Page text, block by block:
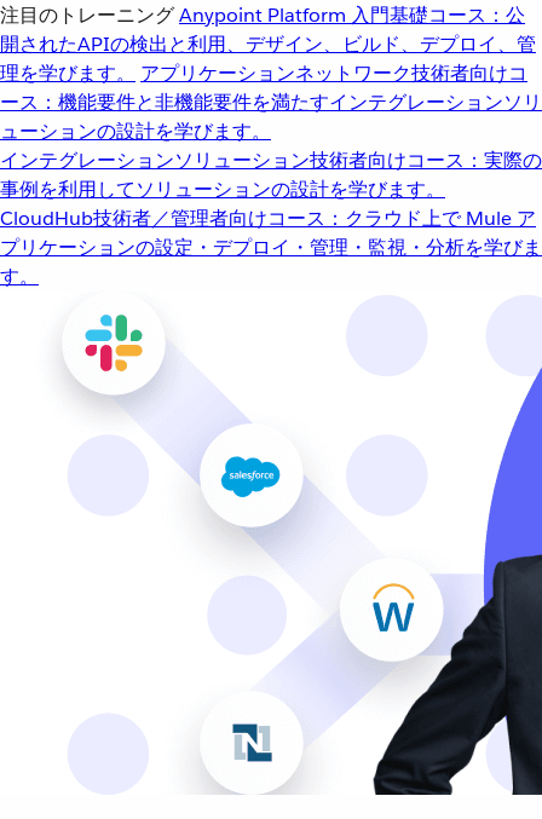
注目のトレーニングAnypoint Platform 入門基礎コース：公
開されたAPIの検出と利用、デザイン、ビルド、デプロイ、管
理を学びます。
アプリケーションネットワーク技術者向けコ
ース：機能要件と非機能要件を満たすインテグレーションソリ
ューションの設計を学びます。
インテグレーションソリューション技術者向けコース：実際の
事例を利用してソリューションの設計を学びます。
CloudHub技術者／管理者向けコース：クラウド上で Mule ア
プリケーションの設定・デプロイ・管理・監視・分析を学びま
す。